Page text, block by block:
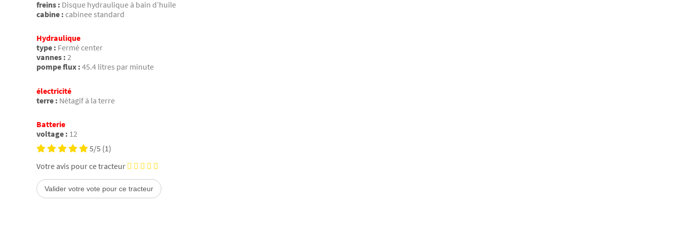
freins : Disque hydraulique à bain d’huile
cabine : cabinee standard
Hydraulique
type : Fermé center
vannes : 2
pompe flux : 45.4 litres par minute
électricité
terre : Nétagif à la terre
Batterie
voltage : 12
5/5 (1)
Votre avis pour ce tracteur